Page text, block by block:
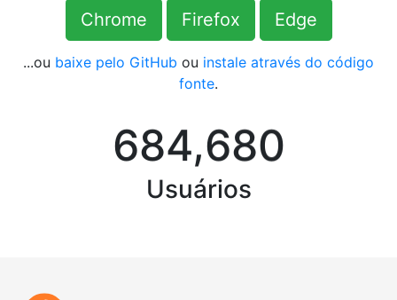
Chrome Firefox Edge
...ou baixe pelo GitHub ou instale através do código
fonte.
684,680
Usuários